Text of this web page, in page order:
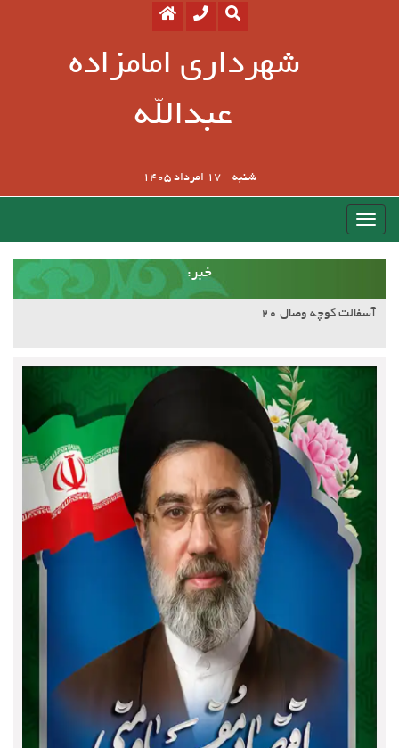
شهرداری امامزاده
عبدالله
شنبه 17 امرداد 1405
:خبر
آسفالت کوچه وصال ۲۰